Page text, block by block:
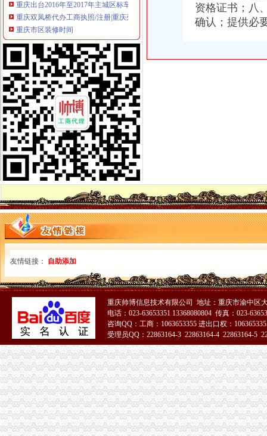
重庆双凤桥代办工商执照/注册|重庆列表网
重庆市区装修时间
重庆扫地机年底低价促销金和洁力—重庆渝北区双凤桥道路清扫车
渝开发：2008年半年度报告_股票频道_证券之星
渝开发（000514）公告正文_财经_凤凰网
[公告]渝开发：拟转让重庆渝开发珊瑚置业有限公司股权项目资产评估
重庆渝北双凤桥工商年检代办公司|重庆列表网
重点关注|重庆出台主城标车提前淘汰补贴细则期限至今年底_搜狐
招商银行--渝开发（000514）拟转让股权项目资产评估报告书
根据各级制定的有关优惠政策,现结合我镇实际制定礼.doc
中国对外经济贸易文告（2008年第二十八期）-人文社科区-经济学家
渝开发：2008年半年度报告_渝开发（000514）_公告正文_财经_中国网
重庆渝北双凤桥香港公司注册/年审/查询|重庆列表网
口吃 英语_小公主_新浪博客
【重庆渝北周边公司注册_重庆渝北周边工商注册_重庆渝北周边企业注
双凤桥会计_双凤桥财务管理-重庆易登网
【发】周末去哪儿？开启嘉兴创意文化之旅【多图】_嘉兴游记_途牛
代办企业营业执照变更_列表网
2018【大邱旅游注意事项】大邱旅游指南,大邱自助游指南,游玩大邱
重庆营业执照年检流程_列表网
大厦股份：2009年年度报告_股票频道_证券之星
电话号码浙江嘉兴市企业名录_企业信息
招商银行--大厦股份（）2009年年度报告
UntitledDocument
[年报]大东方：2012年年度报告-[中财网]
[年报]大厦股份（）2009年年度报告-[中财网]
大东方2012年报（商业零售重组清算）无锡商业大厦大东方股份有限公
公仆在线_新闻中心_代会新闻
【宣城广德县】企业|厂家|页|名录_第10页_顺企网
第十一编交通邮电-平邑网_平邑县人民门户网站
双凤桥代办营业执照
【重庆公司变更公司注销哪家好】-页88网
双凤铜镜图片|双凤铜镜样板图|双凤铜镜效果图片_香港太古估计拍卖有
大厦股份（）2009年年度报告
资格证书；八
确认；提供必
友情链接： 自助添加
重庆帅博信息技术有限公司 地址：重庆市渝中区
电话：023-63653351 13368080804 传真：023-
咨询QQ：工商：1063653355 进出口权：
受理员QQ：22863164-3 22863164-4 22863164-5
51La